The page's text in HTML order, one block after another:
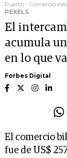
Puerto - Comercio
PEXELS
El
acumula
en lo que
Forbes Digital
El comercio
fue de US$